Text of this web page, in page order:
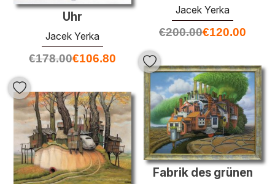
Uhr
Jacek Yerka
€178.00€106.80
Jacek Yerka
€200.00€120.00
Fabrik des grünen